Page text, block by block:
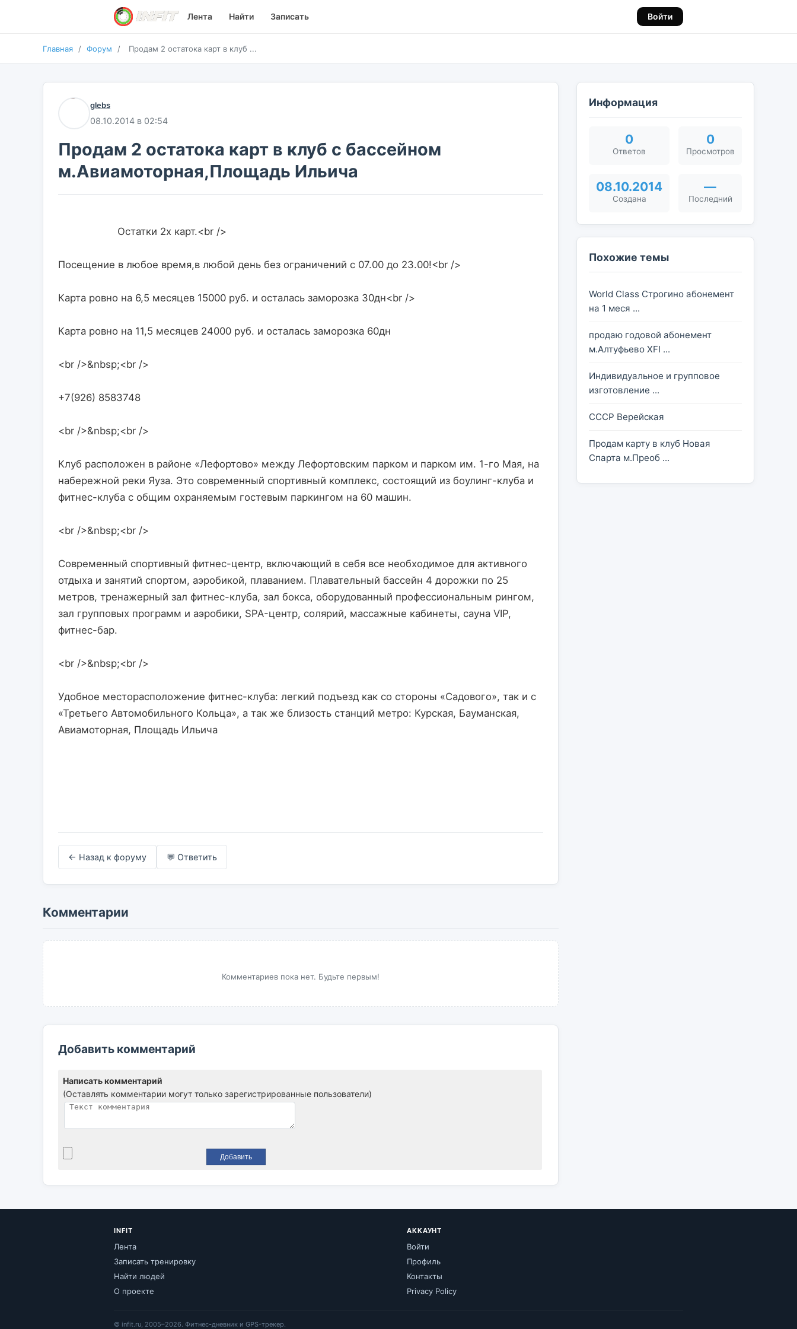
Лента Найти Записать Войти
Главная / Форум / Продам 2 остатока карт в клуб ...
glebs
08.10.2014 в 02:54
Продам 2 остатока карт в клуб с бассейном
м.Авиамоторная,Площадь Ильича
                    Остатки 2х карт.<br />
Посещение в любое время,в любой день без ограничений с 07.00 до 23.00!<br />
Карта ровно на 6,5 месяцев 15000 руб. и осталась заморозка 30дн<br />
Карта ровно на 11,5 месяцев 24000 руб. и осталась заморозка 60дн
<br />&nbsp;<br />
+7(926) 8583748
<br />&nbsp;<br />
Клуб расположен в районе «Лефортово» между Лефортовским парком и парком им. 1-го Мая, на
набережной реки Яуза. Это современный спортивный комплекс, состоящий из боулинг-клуба и
фитнес-клуба с общим охраняемым гостевым паркингом на 60 машин.
<br />&nbsp;<br />
Современный спортивный фитнес-центр, включающий в себя все необходимое для активного
отдыха и занятий спортом, аэробикой, плаванием. Плавательный бассейн 4 дорожки по 25
метров, тренажерный зал фитнес-клуба, зал бокса, оборудованный профессиональным рингом,
зал групповых программ и аэробики, SPA-центр, солярий, массажные кабинеты, сауна VIP,
фитнес-бар.
<br />&nbsp;<br />
Удобное месторасположение фитнес-клуба: легкий подъезд как со стороны «Садового», так и с
«Третьего Автомобильного Кольца», а так же близость станций метро: Курская, Бауманская,
Авиамоторная, Площадь Ильича
← Назад к форуму 💬 Ответить
Комментарии
Комментариев пока нет. Будьте первым!
Добавить комментарий
Написать комментарий
(Оставлять комментарии могут только зарегистрированные пользователи)
Информация
0
Ответов
0
Просмотров
08.10.2014
Создана
—
Последний
Похожие темы
World Class Строгино абонемент
на 1 меся ...
продаю годовой абонемент
м.Алтуфьево XFI ...
Индивидуальное и групповое
изготовление ...
CCСР Верейская
Продам карту в клуб Новая
Спарта м.Преоб ...
INFIT
Лента
Записать тренировку
Найти людей
О проекте
АККАУНТ
Войти
Профиль
Контакты
Privacy Policy
© infit.ru, 2005–2026. Фитнес-дневник и GPS-трекер.